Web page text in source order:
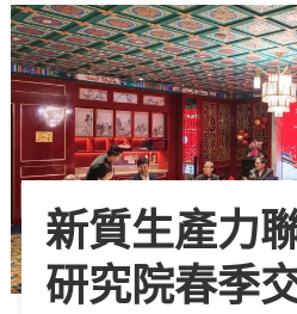
新質生產力
研究院春季